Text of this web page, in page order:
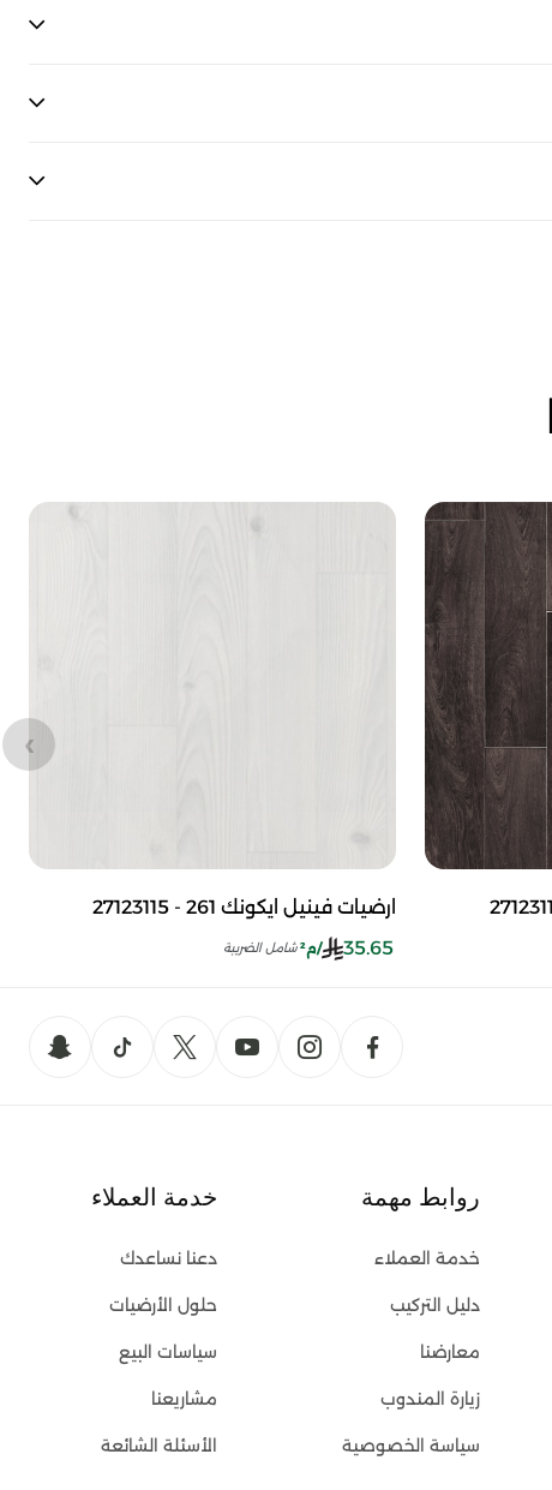
ارضيات فينيل ايكونك 261 - 27123115
35.65
/م² شامل الضريبة
روابط مهمة
خدمة العملاء
دليل التركيب
معارضنا
زيارة المندوب
سياسة الخصوصية
خدمة العملاء
دعنا نساعدك
حلول الأرضيات
سياسات البيع
مشاريعنا
الأسئلة الشائعة